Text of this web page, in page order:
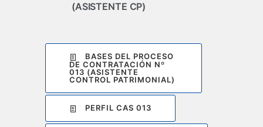
(ASISTENTE CP)
BASES DEL PROCESO
DE CONTRATACIÓN Nº
013 (ASISTENTE
CONTROL PATRIMONIAL)
PERFIL CAS 013